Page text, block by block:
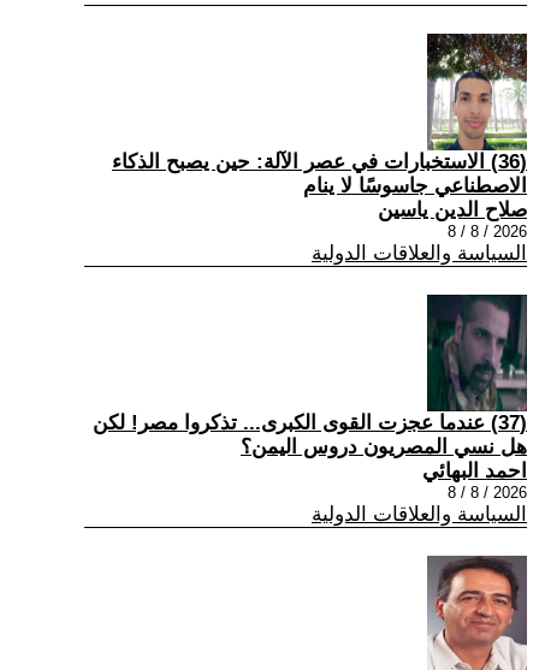
(36) الاستخبارات في عصر الآلة: حين يصبح الذكاء
الاصطناعي جاسوسًا لا ينام
صلاح الدين ياسين
2026 / 8 / 8
السياسة والعلاقات الدولية
(37) عندما عجزت القوى الكبرى... تذكروا مصر! لكن
هل نسي المصريون دروس اليمن؟
احمد البهائي
2026 / 8 / 8
السياسة والعلاقات الدولية